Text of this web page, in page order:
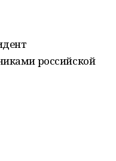
российской